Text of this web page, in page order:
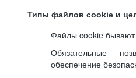
Типы файлов cookie и
Файлы cookie бывают
Обязательные —
обеспечение